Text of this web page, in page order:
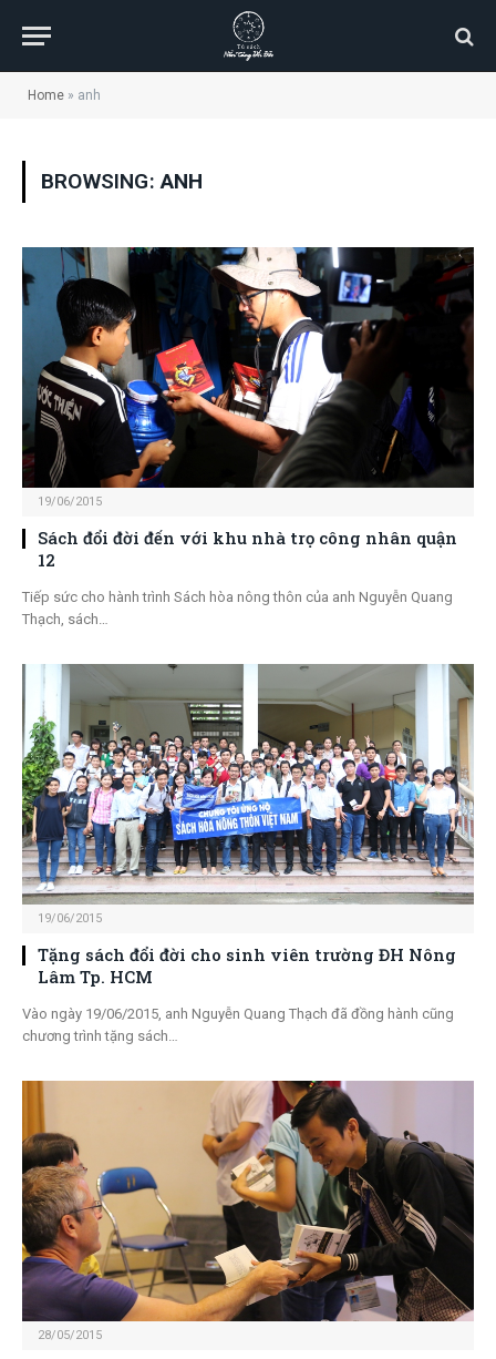
Home » anh
BROWSING:ANH
19/06/2015
Sách đổi đời đến với khu nhà trọ công nhân quận
12
Tiếp sức cho hành trình Sách hòa nông thôn của anh Nguyễn Quang
Thạch, sách…
19/06/2015
Tặng sách đổi đời cho sinh viên trường ĐH Nông
Lâm Tp. HCM
Vào ngày 19/06/2015, anh Nguyễn Quang Thạch đã đồng hành cũng
chương trình tặng sách…
28/05/2015